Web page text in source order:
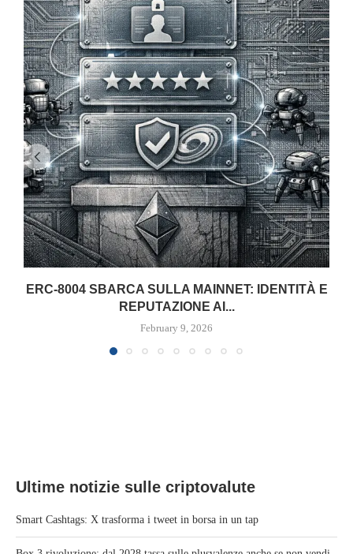
ERC-8004 SBARCA SULLA MAINNET: IDENTITÀ E
REPUTAZIONE AI...
February 9, 2026
Ultime notizie sulle criptovalute
Smart Cashtags: X trasforma i tweet in borsa in un tap